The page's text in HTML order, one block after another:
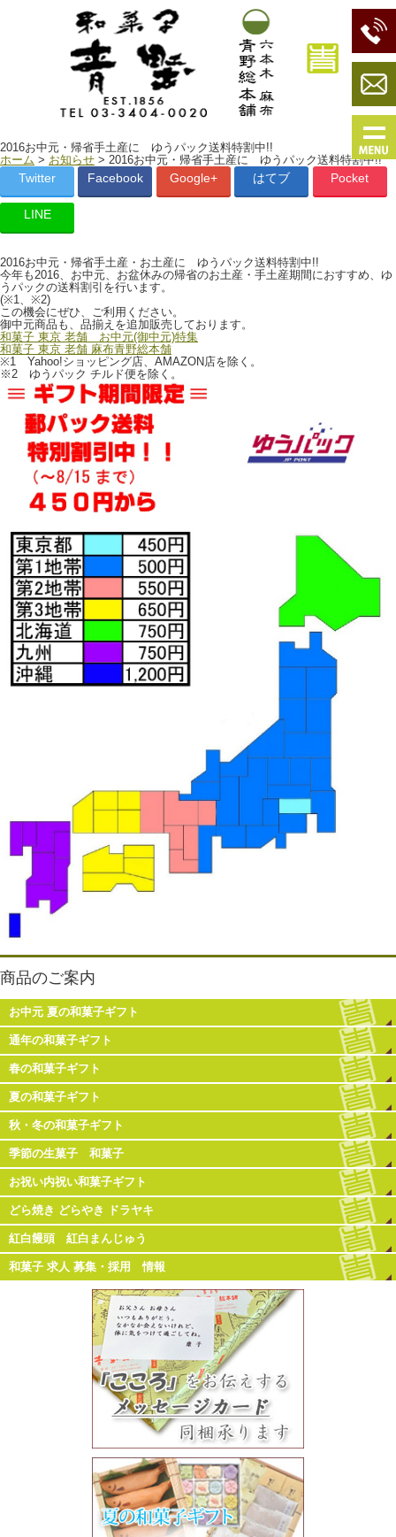
2016お中元・帰省手土産に ゆうパック送料特割中!!
ホーム > お知らせ > 2016お中元・帰省手土産に ゆうパック送料特割中!!
Twitter Facebook Google+ はてブ Pocket
LINE
2016お中元・帰省手土産・お土産に ゆうパック送料特割中!!
今年も2016、お中元、お盆休みの帰省のお土産・手土産期間におすすめ、ゆ
うパックの送料割引を行います。
(※1、※2)
この機会にぜひ、ご利用ください。
御中元商品も、品揃えを追加販売しております。
和菓子 東京 老舗 お中元(御中元)特集
和菓子 東京 老舗 麻布青野総本舗
※1 Yahoo!ショッピング店、AMAZON店を除く。
※2 ゆうパック チルド便を除く。
商品のご案内
お中元 夏の和菓子ギフト
通年の和菓子ギフト
春の和菓子ギフト
夏の和菓子ギフト
秋・冬の和菓子ギフト
季節の生菓子 和菓子
お祝い内祝い和菓子ギフト
どら焼き どらやき ドラヤキ
紅白饅頭 紅白まんじゅう
和菓子 求人 募集・採用 情報